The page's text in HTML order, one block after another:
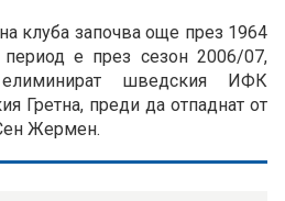
клуба започва още през 1964
период е през сезон 2006/07,
елиминират шведския ИФК
Гретна, преди да отпаднат от
Жермен.